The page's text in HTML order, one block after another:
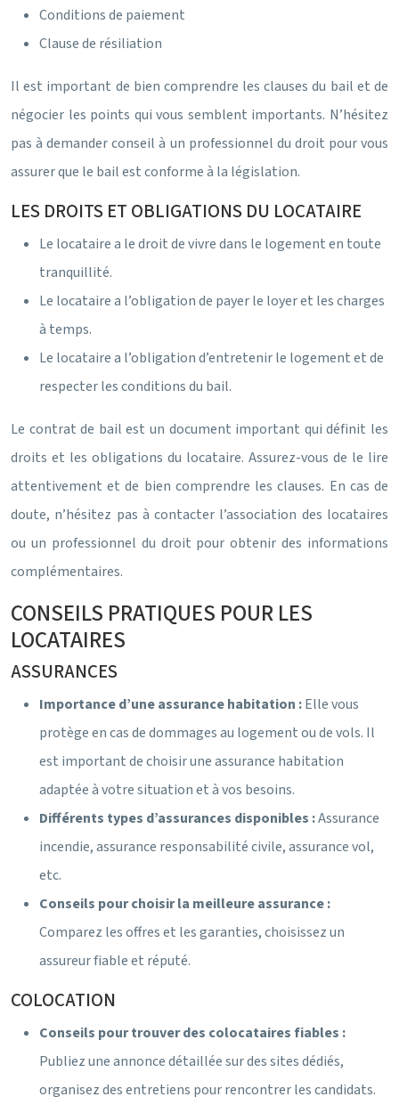
Conditions de paiement
Clause de résiliation
Il est important de bien comprendre les clauses du bail et de
négocier les points qui vous semblent importants. N’hésitez
pas à demander conseil à un professionnel du droit pour vous
assurer que le bail est conforme à la législation.
LES DROITS ET OBLIGATIONS DU LOCATAIRE
Le locataire a le droit de vivre dans le logement en toute
tranquillité.
Le locataire a l’obligation de payer le loyer et les charges
à temps.
Le locataire a l’obligation d’entretenir le logement et de
respecter les conditions du bail.
Le contrat de bail est un document important qui définit les
droits et les obligations du locataire. Assurez-vous de le lire
attentivement et de bien comprendre les clauses. En cas de
doute, n’hésitez pas à contacter l’association des locataires
ou un professionnel du droit pour obtenir des informations
complémentaires.
CONSEILS PRATIQUES POUR LES
LOCATAIRES
ASSURANCES
Importance d’une assurance habitation :Elle vous
protège en cas de dommages au logement ou de vols. Il
est important de choisir une assurance habitation
adaptée à votre situation et à vos besoins.
Différents types d’assurances disponibles :Assurance
incendie, assurance responsabilité civile, assurance vol,
etc.
Conseils pour choisir la meilleure assurance :
Comparez les offres et les garanties, choisissez un
assureur fiable et réputé.
COLOCATION
Conseils pour trouver des colocataires fiables :
Publiez une annonce détaillée sur des sites dédiés,
organisez des entretiens pour rencontrer les candidats.